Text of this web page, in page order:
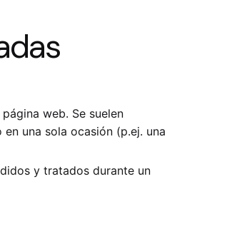
web. Se suelen
una sola ocasión (p.ej. una
y tratados durante un